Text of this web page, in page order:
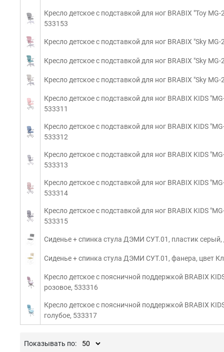
Кресло детское с подставкой для ног BRABIX "Toy MG-
533153
Кресло детское с подставкой для ног BRABIX "Sky
Кресло детское с подставкой для ног BRABIX "Sky
Кресло детское с подставкой для ног BRABIX "Sky
Кресло детское с подставкой для ног BRABIX KIDS
533311
Кресло детское с подставкой для ног BRABIX KIDS
533312
Кресло детское с подставкой для ног BRABIX KIDS
533313
Кресло детское с подставкой для ног BRABIX KIDS
533314
Кресло детское с подставкой для ног BRABIX KIDS
533315
Сиденье + спинка стула ДЭМИ СУТ.01, пластик
Сиденье + спинка стула ДЭМИ СУТ.01, фанера, цвет
Кресло детское с поясничной поддержкой BRABIX
розовое, 533316
Кресло детское с поясничной поддержкой BRABIX
голубое, 533317
Показывать по: